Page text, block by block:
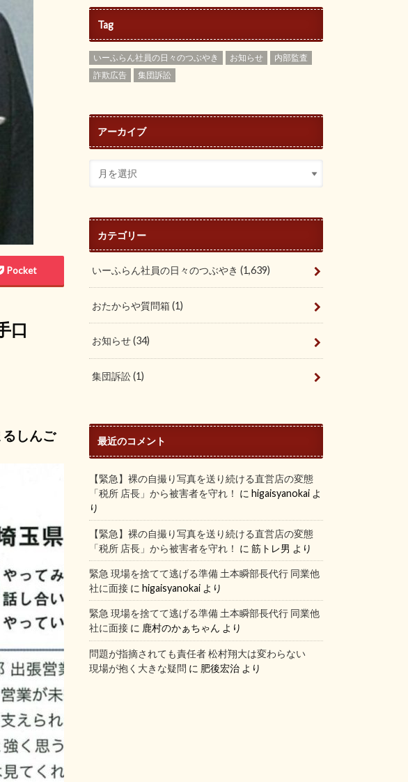
Pocket
口
しんご
Tag
いーふらん社員の日々のつぶやき お知らせ
内部監査
詐欺広告
集団訴訟
アーカイブ
カテゴリー
いーふらん社員の日々のつぶやき(1,639)
おたからや質問箱(1)
お知らせ(34)
集団訴訟(1)
最近のコメント
【緊急】裸の自撮り写真を送り続ける直営店の変態
「税所 店長」から被害者を守れ！ に higaisyanokai よ
り
【緊急】裸の自撮り写真を送り続ける直営店の変態
「税所 店長」から被害者を守れ！ に 筋トレ男 より
緊急 現場を捨てて逃げる準備 土本瞬部長代行 同業他
社に面接 に higaisyanokai より
緊急 現場を捨てて逃げる準備 土本瞬部長代行 同業他
社に面接 に 鹿村のかぁちゃん より
問題が指摘されても責任者 松村翔大は変わらない
現場が抱く大きな疑問 に 肥後宏治 より